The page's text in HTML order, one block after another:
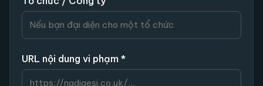
URL nội dung vi phạm *